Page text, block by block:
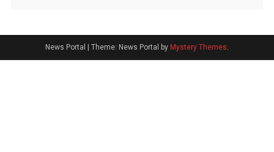
News Portal Theme: News Portal by Mystery Themes.